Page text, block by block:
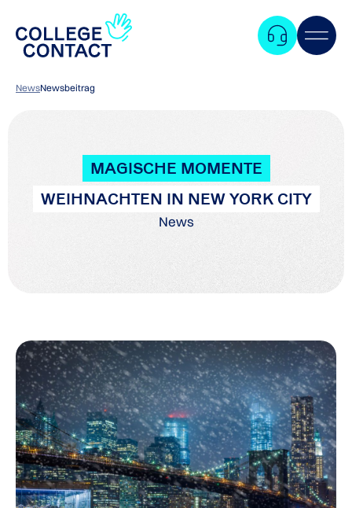
NewsNewsbeitrag
MAGISCHE MOMENTE
WEIHNACHTEN IN NEW YORK CITY
News